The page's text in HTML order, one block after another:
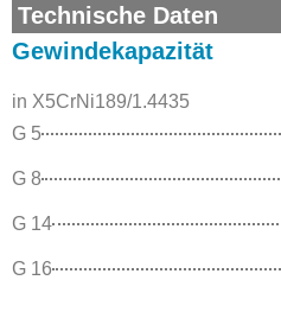
Technische Daten
Gewindekapazität
in X5CrNi189/1.4435
G 5
G 8
G 14
G 16